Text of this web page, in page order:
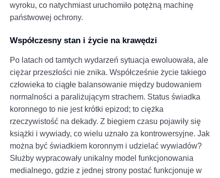
wyroku, co natychmiast uruchomiło potężną machinę
państwowej ochrony.
Współczesny stan i życie na krawędzi
Po latach od tamtych wydarzeń sytuacja ewoluowała, ale
ciężar przeszłości nie znika. Współcześnie życie takiego
człowieka to ciągłe balansowanie między budowaniem
normalności a paraliżującym strachem. Status świadka
koronnego to nie jest krótki epizod; to ciężka
rzeczywistość na dekady. Z biegiem czasu pojawiły się
książki i wywiady, co wielu uznało za kontrowersyjne. Jak
można być świadkiem koronnym i udzielać wywiadów?
Służby wypracowały unikalny model funkcjonowania
medialnego, gdzie z jednej strony postać funkcjonuje w